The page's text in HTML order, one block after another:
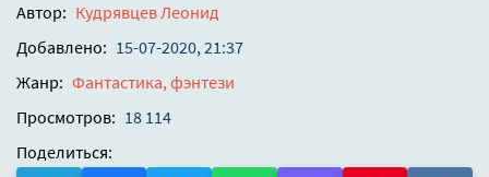
Автор: Кудрявцев Леонид
Добавлено: 15-07-2020, 21:37
Жанр: Фантастика, фэнтези
Просмотров: 18 114
Поделиться: